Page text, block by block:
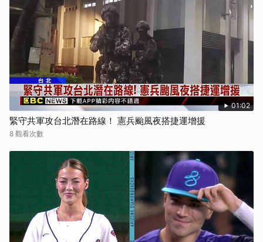
01:02
緊守共軍攻台北潛在路線！ 憲兵颱風夜搭捷運增援
8 觀看次數